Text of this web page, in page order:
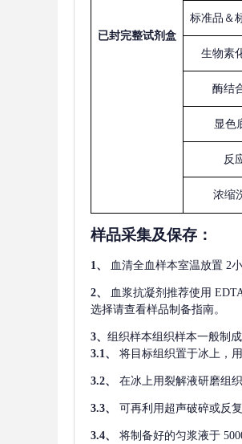
已封完整试剂盒
标准品＆
生物素
酶结
显色
反
浓缩
样品采集及保存 ：
1、 血清全血样本室温放置 2
2、 血浆抗凝剂推荐使用
选择请查看样品制备指南。
3、 组织样本组织样本一般制
3.1、
将目标组织置于冰上，
3.2、 在冰上用裂解液研磨组
3.3、 可再利用超声破碎或反
3.4、 将制备好的匀浆液于